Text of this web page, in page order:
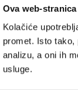
Ova web-
Kolačiće
promet. Isto
analizu, a oni ih
usluge.
26.03.2027
HATCHBACK